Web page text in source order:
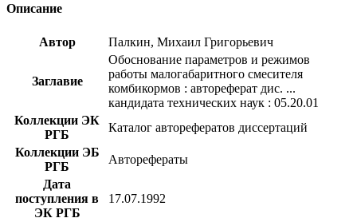
Описание
Автор Палкин, Михаил Григорьевич
Заглавие
Обоснование параметров и режимов
работы малогабаритного смесителя
комбикормов : автореферат дис. ...
кандидата технических наук : 05.20.01
Коллекции ЭК
РГБ
Каталог авторефератов диссертаций
Коллекции ЭБ
РГБ
Авторефераты
Дата
поступления в
ЭК РГБ
17.07.1992